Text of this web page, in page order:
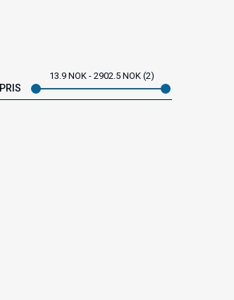
PRIS
13.9 NOK 2902.5 NOK 2